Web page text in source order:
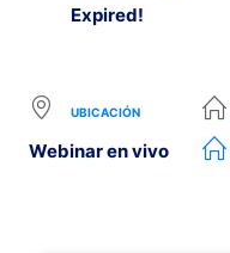
Expired!
UBICACIÓN
Webinar en vivo